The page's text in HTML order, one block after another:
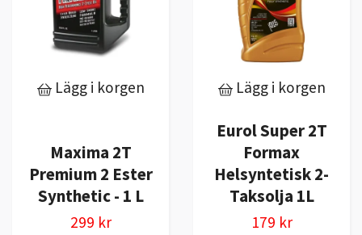
Lägg i korgen
Maxima 2T
Premium 2 Ester
Synthetic - 1 L
299 kr
Lägg i korgen
Eurol Super 2T
Formax
Helsyntetisk 2-
Taksolja 1L
179 kr